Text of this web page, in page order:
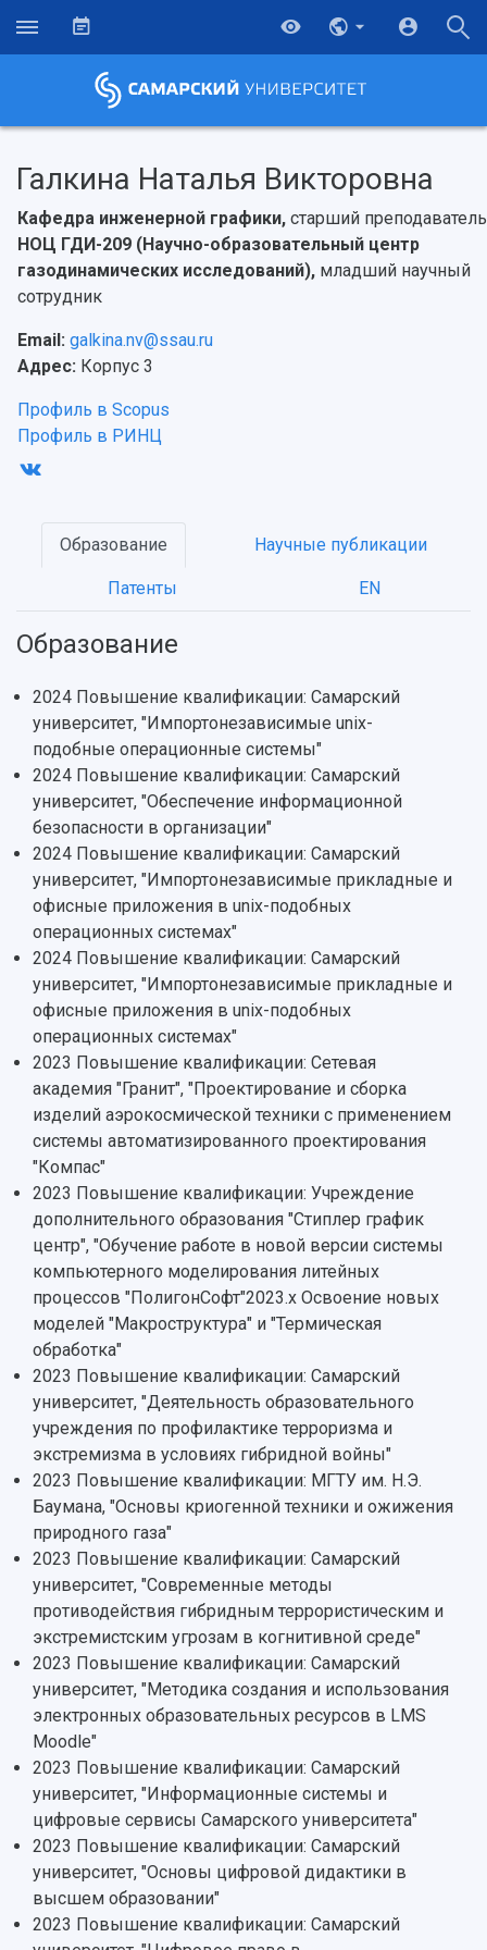
Об университете
Рейтинги
Руководство
Наблюдательный совет
Попечительский совет
Ученый совет
Ректорат
Кадровый резерв
Персоналии
Сотрудники и преподаватели
Заслуженные деятели
Структура университета
Институты и факультеты
Кафедры
Научные подразделения
Отделы и службы
Общественные организации
Институт искусственного интеллекта
Инжиниринговый центр
Аграрный карбоновый полигон
Архив
Фирменный стиль
Устойчивое развитие
Кампус
3D-тур по университету
Музеи
Учебный аэродром
Центр истории авиационных двигателей
Ботанический сад
Умный дом бабочек
Международный межвузовский кампус
Сведения об образовательной организации
Официальные документы
Новости
Объявления
События
СМИ об университете
Пресс-центр
Газета "Полет"
Газета "Самарский университет"
Мы в соцсетях
Мультимедиа
Подкасты
Просветительский проект "Одержимы
Образование
Почему я выбираю Самарский университет?
Бакалавриат и специалитет
Магистратура
Формы обучения
Учебные планы
Дополнительное образование
Институты и факультеты
Образовательные программы
Профессорско-преподавательский состав
Расписание занятий
Стипендии
Тестирование иностранных граждан на
знание русского языка, истории России и
основ законодательства РФ
Платные образовательные услуги
Скидки на обучение
Подготовительные курсы
Библиотека
Видеолекции
Противодействие COVID-19
Научно-исследовательская деятельность
Основные научные направления
Научные школы и ведущие научные коллективы
Диссертационные советы
Подготовка научных кадров
Конкурс на замещение должностей научных
работников
Научно-технический совет
Научные проекты и темы
Аспирантура и докторантура
Справочные материалы
Научная инфраструктура
Научно-исследовательские подразделения
Структурная схема управления научно-
исследовательской деятельностью
Материальная база
Подразделения научного обслуживания
Организационные документы
Результаты научно-исследовательской
деятельности
Научно-технические разработки
Конкурсы научных проектов и грантов
Областной конкурс "Молодой учёный"
Отчеты о научно-исследовательской
Журналы Самарского университета
Научные конференции
Патенты
Публикации и издания
Отчеты о проведенных конференциях
Галкина Наталья Викторовна
Кафедра инженерной графики, старший преподаватель
НОЦ ГДИ-209 (Научно-образовательный центр
газодинамических исследований), младший научный
сотрудник
Email: galkina.nv@ssau.ru
Адрес: Корпус 3
Профиль в Scopus
Профиль в РИНЦ
Образование Научные публикации
Патенты EN
Образование
2024 Повышение квалификации: Самарский
университет, "Импортонезависимые unix-
подобные операционные системы"
2024 Повышение квалификации: Самарский
университет, "Обеспечение информационной
безопасности в организации"
2024 Повышение квалификации: Самарский
университет, "Импортонезависимые прикладные и
офисные приложения в unix-подобных
операционных системах"
2024 Повышение квалификации: Самарский
университет, "Импортонезависимые прикладные и
офисные приложения в unix-подобных
операционных системах"
2023 Повышение квалификации: Сетевая
академия "Гранит", "Проектирование и сборка
изделий аэрокосмической техники с применением
системы автоматизированного проектирования
"Компас"
2023 Повышение квалификации: Учреждение
дополнительного образования "Стиплер график
центр", "Обучение работе в новой версии системы
компьютерного моделирования литейных
процессов "ПолигонСофт"2023.х Освоение новых
моделей "Макроструктура" и "Термическая
обработка"
2023 Повышение квалификации: Самарский
университет, "Деятельность образовательного
учреждения по профилактике терроризма и
экстремизма в условиях гибридной войны"
2023 Повышение квалификации: МГТУ им. Н.Э.
Баумана, "Основы криогенной техники и ожижения
природного газа"
2023 Повышение квалификации: Самарский
университет, "Современные методы
противодействия гибридным террористическим и
экстремистским угрозам в когнитивной среде"
2023 Повышение квалификации: Самарский
университет, "Методика создания и использования
электронных образовательных ресурсов в LMS
Moodle"
2023 Повышение квалификации: Самарский
университет, "Информационные системы и
цифровые сервисы Самарского университета"
2023 Повышение квалификации: Самарский
университет, "Основы цифровой дидактики в
высшем образовании"
2023 Повышение квалификации: Самарский